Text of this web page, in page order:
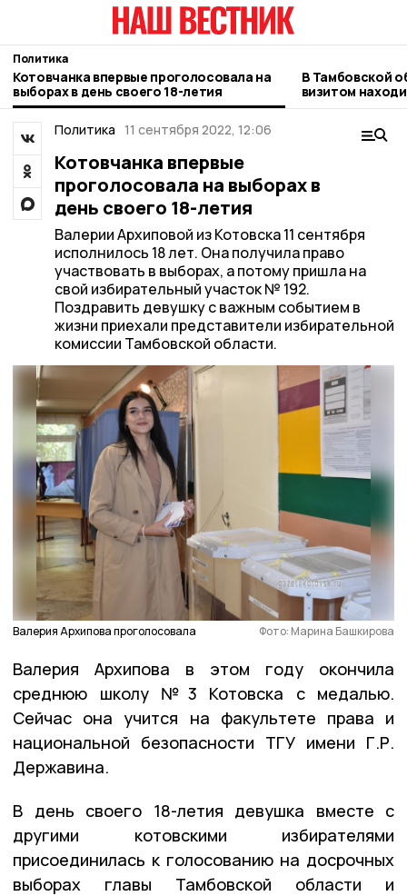
Политика
Котовчанка впервые проголосовала на
выборах в день своего 18-летия
В Тамбовской
визитом
Китайской
Политика 11 сентября 2022, 12:06
Котовчанка впервые
проголосовала на выборах в
день своего 18-летия
Валерии Архиповой из Котовска 11 сентября
исполнилось 18 лет. Она получила право
участвовать в выборах, а потому пришла на
свой избирательный участок № 192.
Поздравить девушку с важным событием в
жизни приехали представители избирательной
комиссии Тамбовской области.
Валерия Архипова проголосовала Фото: Марина Башкирова
Валерия Архипова в этом году окончила
среднюю школу №3 Котовска с медалью.
Сейчас она учится на факультете права и
национальной безопасности ТГУ имени Г.Р.
Державина.
В день своего 18-летия девушка вместе с
другими котовскими избирателями
присоединилась к голосованию на досрочных
выборах главы Тамбовской области и